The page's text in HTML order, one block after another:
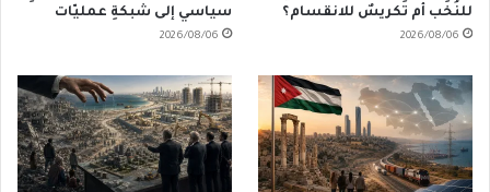
للنُخَب أم تَكريسٌ للانقسام؟
2026/08/06
سياسي إلى شبكةِ عمليّات
2026/08/06